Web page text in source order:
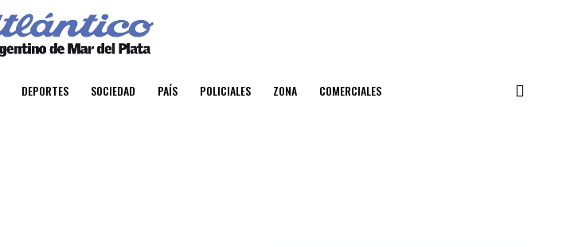
DEPORTES SOCIEDAD PAÍS POLICIALES ZONA COMERCIALES